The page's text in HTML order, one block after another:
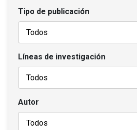
Tipo de publicación
Líneas de investigación
Autor